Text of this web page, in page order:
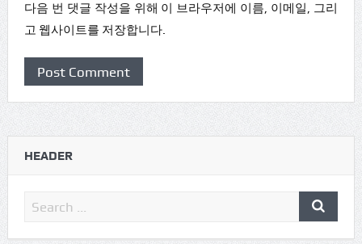
다음 번 댓글 작성을 위해 이 브라우저에 이름, 이메일, 그리
고 웹사이트를 저장합니다.
HEADER